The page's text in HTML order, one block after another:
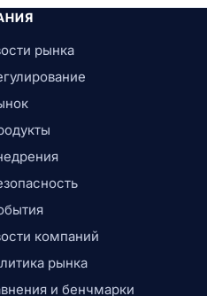
рынка
компаний
рынка
и бенчмарки